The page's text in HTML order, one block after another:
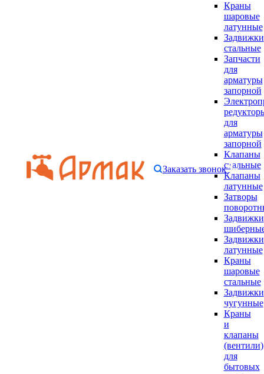
Краны
шаровые
латунные
Задвижки
стальные
Запчасти
для
арматуры
запорной
для
арматуры
запорной
Клапаны
стальные
Клапаны
латунные
Затворы
Задвижки
Задвижки
латунные
Краны
шаровые
стальные
Задвижки
чугунные
Краны
и
клапаны
(вентили)
для
бытовых
Заказать звонок